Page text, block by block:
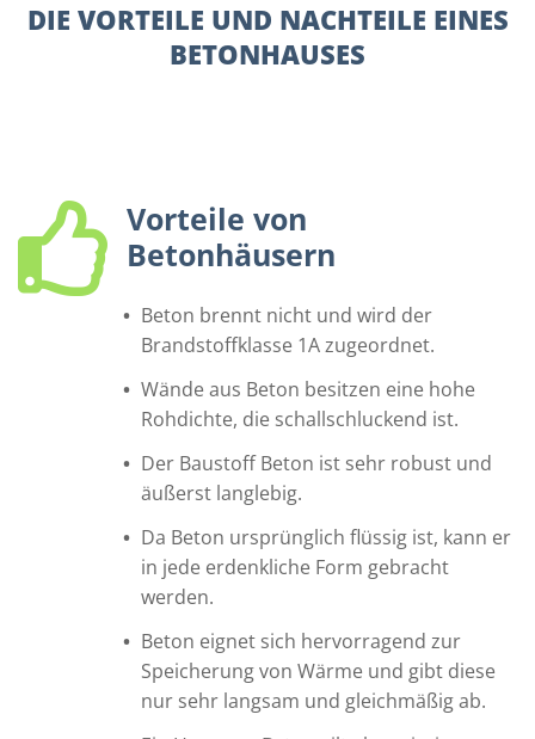
DIE VORTEILE UND NACHTEILE EINES
BETONHAUSES
Vorteile von
Betonhäusern
Beton brennt nicht und wird der
Brandstoffklasse 1A zugeordnet.
Wände aus Beton besitzen eine hohe
Rohdichte, die schallschluckend ist.
Der Baustoff Beton ist sehr robust und
äußerst langlebig.
Da Beton ursprünglich flüssig ist, kann er
in jede erdenkliche Form gebracht
werden.
Beton eignet sich hervorragend zur
Speicherung von Wärme und gibt diese
nur sehr langsam und gleichmäßig ab.